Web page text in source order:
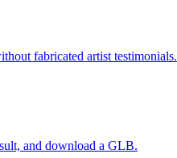
fabricated artist testimonials.
and download a GLB.